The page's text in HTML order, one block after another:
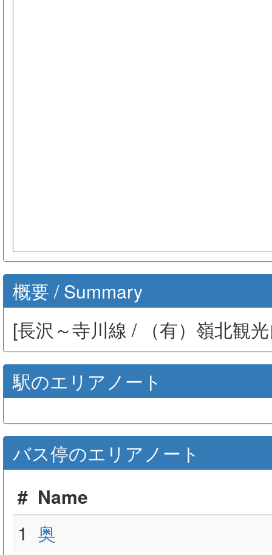
概要 / Summary
[長沢～寺川線 / （有）嶺北観
駅のエリアノート
バス停のエリアノート
# Name
1 奥